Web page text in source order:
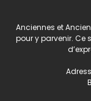
Anciennes et
pour y parvenir. Ce